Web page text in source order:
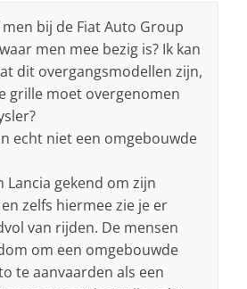
bij de Fiat Auto Group
men mee bezig is? Ik kan
dit overgangsmodellen zijn,
grille moet overgenomen
echt niet een omgebouwde
Lancia gekend om zijn
zelfs hiermee zie je er
van rijden. De mensen
om een omgebouwde
te aanvaarden als een